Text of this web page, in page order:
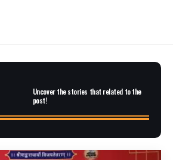
Uncover the stories that related to the
post!